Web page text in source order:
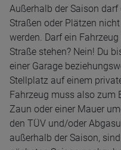
Außerhalb der Saison
Straßen oder Plätzen
werden. Darf ein
Straße stehen? Nein! Du
einer Garage
Stellplatz auf einem
Fahrzeug muss also zum
Zaun oder einer Mauer
den TÜV und/oder
außerhalb der Saison,